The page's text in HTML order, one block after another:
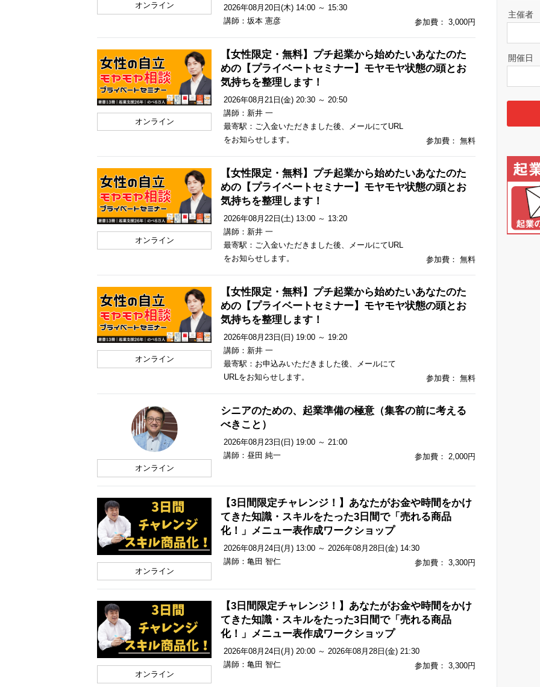
オンライン
2026年08月20日(木) 14:00 ～ 15:30
講師：坂本 憲彦
参加費： 3,000円
オンライン
【女性限定・無料】プチ起業から始めたいあなたのた
めの【プライベートセミナー】モヤモヤ状態の頭とお
気持ちを整理します！
2026年08月21日(金) 20:30 ～ 20:50
講師：新井 一
最寄駅：ご入金いただきました後、メールにてURL
をお知らせします。
参加費： 無料
オンライン
【女性限定・無料】プチ起業から始めたいあなたのた
めの【プライベートセミナー】モヤモヤ状態の頭とお
気持ちを整理します！
2026年08月22日(土) 13:00 ～ 13:20
講師：新井 一
最寄駅：ご入金いただきました後、メールにてURL
をお知らせします。
参加費： 無料
オンライン
【女性限定・無料】プチ起業から始めたいあなたのた
めの【プライベートセミナー】モヤモヤ状態の頭とお
気持ちを整理します！
2026年08月23日(日) 19:00 ～ 19:20
講師：新井 一
最寄駅：お申込みいただきました後、メールにて
URLをお知らせします。
参加費： 無料
オンライン
シニアのための、起業準備の極意（集客の前に考える
べきこと）
2026年08月23日(日) 19:00 ～ 21:00
講師：昼田 純一
参加費： 2,000円
オンライン
【3日間限定チャレンジ！】あなたがお金や時間をかけ
てきた知識・スキルをたった3日間で「売れる商品
化！」メニュー表作成ワークショップ
2026年08月24日(月) 13:00 ～ 2026年08月28日(金) 14:30
講師：亀田 智仁
参加費： 3,300円
オンライン
【3日間限定チャレンジ！】あなたがお金や時間をかけ
てきた知識・スキルをたった3日間で「売れる商品
化！」メニュー表作成ワークショップ
2026年08月24日(月) 20:00 ～ 2026年08月28日(金) 21:30
講師：亀田 智仁
参加費： 3,300円
主催者
開催日